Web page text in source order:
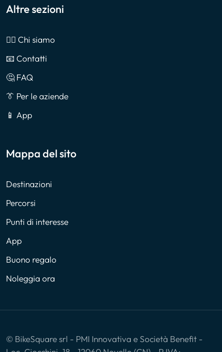
Altre sezioni
🙎‍♂️ Chi siamo
📧 Contatti
🤔 FAQ
👔 Per le aziende
📱 App
Mappa del sito
Destinazioni
Percorsi
Punti di interesse
App
Buono regalo
Noleggia ora
© BikeSquare srl - PMI Innovativa e Società Benefit -